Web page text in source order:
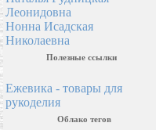
Леонидовна
Нонна Исадская
Николаевна
Полезные ссылки
Ежевика - товары для
рукоделия
Облако тегов